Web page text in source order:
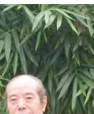
许志洲